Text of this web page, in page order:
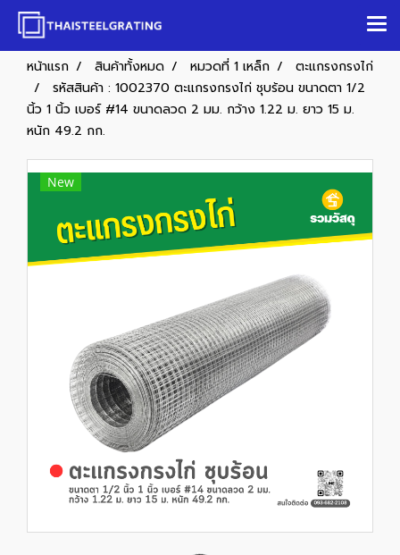
หน้าแรก สินค้าทั้งหมด หมวดที่ 1 เหล็ก
ตะแกรงกรงไก่
รหัสสินค้า : 1002370 ตะแกรงกรงไก่ ชุบร้อน ขนาดตา 1/2
นิ้ว 1 นิ้ว เบอร์ #14 ขนาดลวด 2 มม. กว้าง 1.22 ม. ยาว 15 ม.
หนัก 49.2 กก.
New